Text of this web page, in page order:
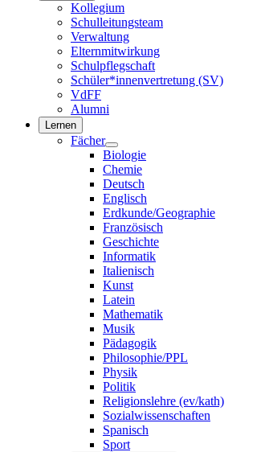
Kollegium
Schulleitungsteam
Verwaltung
Elternmitwirkung
Schulpflegschaft
Schüler*innenvertretung (SV)
VdFF
Alumni
Lernen
Fächer
Biologie
Chemie
Deutsch
Englisch
Erdkunde/Geographie
Französisch
Geschichte
Informatik
Italienisch
Kunst
Latein
Mathematik
Musik
Pädagogik
Philosophie/PPL
Physik
Politik
Religionslehre (ev/kath)
Sozialwissenschaften
Spanisch
Sport